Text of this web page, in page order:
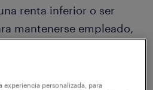
renta inferior o ser
mantenerse empleado,
México, en aceptar
laborales, con 21
experiencia personalizada, para